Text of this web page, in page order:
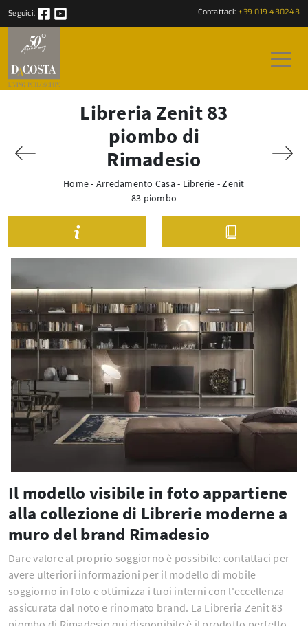
Seguici: Contattaci: +39 019 480248
Libreria Zenit 83
piombo di
Rimadesio
Home- Arredamento Casa - Librerie -Zenit
83 piombo
Il modello visibile in foto appartiene
alla collezione di Librerie moderne a
muro del brand Rimadesio
Dare valore al proprio soggiorno è possibile: contattaci per
avere ulteriori informazioni per il modello di mobile
soggiorno in foto e ottimizza i tuoi interni con l'eccellenza
assicurata dal noto e rinomato brand. La Libreria Zenit 83